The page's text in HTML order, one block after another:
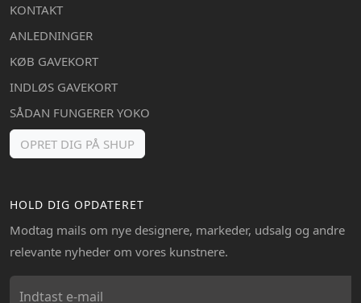
KONTAKT
ANLEDNINGER
KØB GAVEKORT
INDLØS GAVEKORT
SÅDAN FUNGERER YOKO
OPRET DIG PÅ SHUP
HOLD DIG OPDATERET
Modtag mails om nye designere, markeder, udsalg og andre
relevante nyheder om vores kunstnere.